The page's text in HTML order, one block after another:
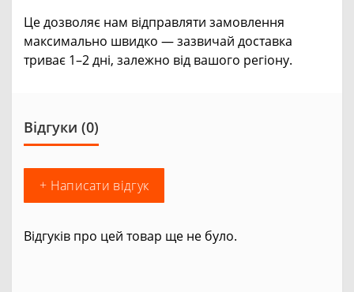
Це дозволяє нам відправляти замовлення
максимально швидко — зазвичай доставка
триває 1–2 дні, залежно від вашого регіону.
Відгуки (0)
+ Написати відгук
Відгуків про цей товар ще не було.